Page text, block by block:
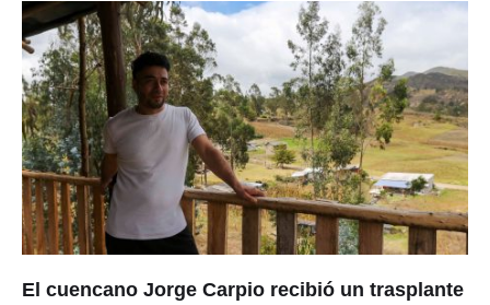
El cuencano Jorge Carpio recibió un trasplante